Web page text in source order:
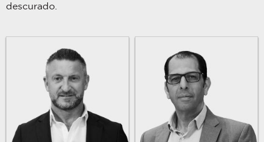
descurado.